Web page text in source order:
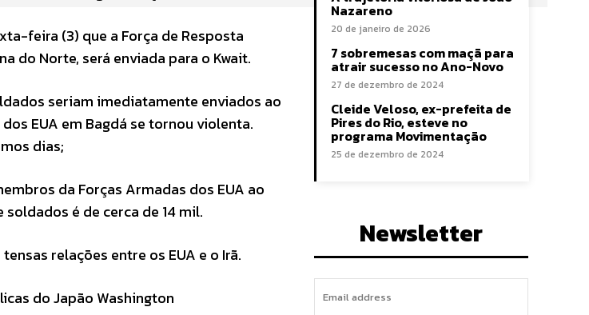
feira (3) que a Força de Resposta
do Norte, será enviada para o Kwait.
seriam imediatamente enviados ao
EUA em Bagdá se tornou violenta.
dias;
da Forças Armadas dos EUA ao
é de cerca de 14 mil.
relações entre os EUA e o Irã.
do Japão Washington
Nazareno
20 de janeiro de 2026
7 sobremesas com maçã para
atrair sucesso no Ano-Novo
27 de dezembro de 2024
Cleide Veloso, ex-prefeita de
Pires do Rio, esteve no
programa Movimentação
25 de dezembro de 2024
Newsletter